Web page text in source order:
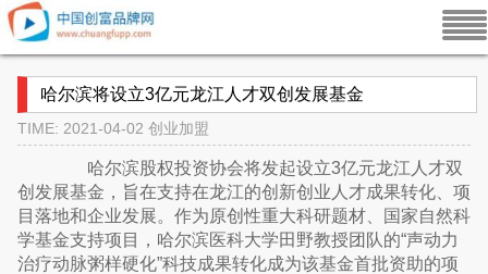
哈尔滨将设立3亿元龙江人才双创发展基金
TIME: 2021-04-02 创业加盟
哈尔滨股权投资协会将发起设立3亿元龙江人才双
创发展基金，旨在支持在龙江的创新创业人才成果转化、项
目落地和企业发展。作为原创性重大科研题材、国家自然科
学基金支持项目，哈尔滨医科大学田野教授团队的“声动力
治疗动脉粥样硬化”科技成果转化成为该基金首批资助的项